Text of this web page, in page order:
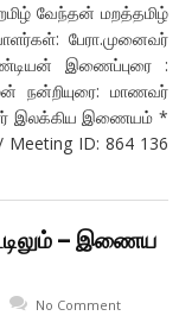
வேந்தன் மறத்தமிழ்
பேரா.முனைவர்
இணைப்புரை :
நன்றியுரை: மாணவர்
இலக்கிய இணையம் *
Meeting ID: 864 136
– இணைய
No Comment